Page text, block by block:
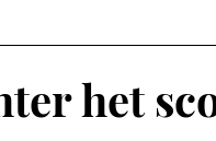
het